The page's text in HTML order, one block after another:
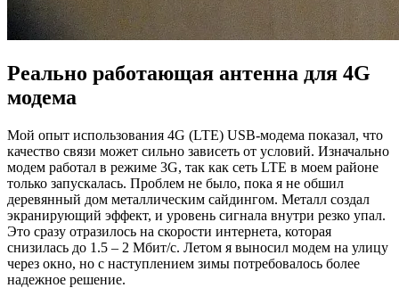
Реально работающая антенна для 4G
модема
Мой опыт использования 4G (LTE) USB-модема показал, что
качество связи может сильно зависеть от условий. Изначально
модем работал в режиме 3G, так как сеть LTE в моем районе
только запускалась. Проблем не было, пока я не обшил
деревянный дом металлическим сайдингом. Металл создал
экранирующий эффект, и уровень сигнала внутри резко упал.
Это сразу отразилось на скорости интернета, которая
снизилась до 1.5 – 2 Мбит/с. Летом я выносил модем на улицу
через окно, но с наступлением зимы потребовалось более
надежное решение.